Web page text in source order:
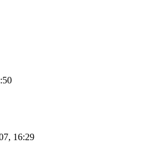
16:29